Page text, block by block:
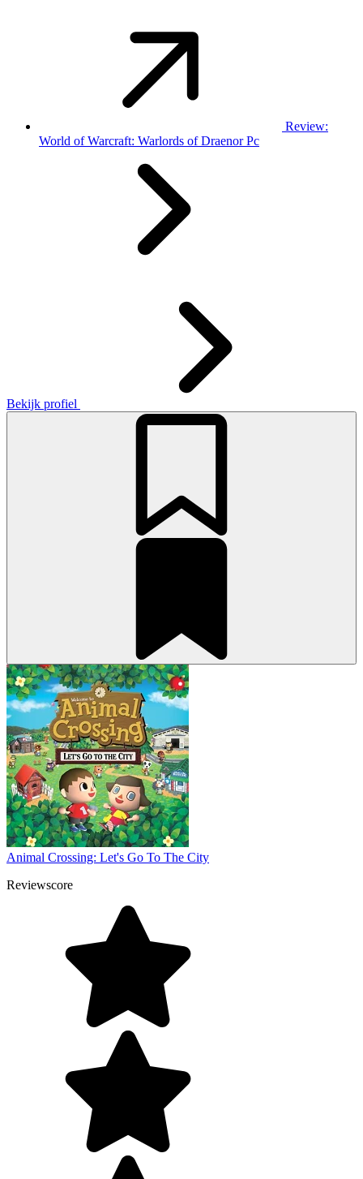
Review:
World of Warcraft: Warlords of Draenor Pc
Bekijk profiel
Animal Crossing: Let's Go To The City
Reviewscore